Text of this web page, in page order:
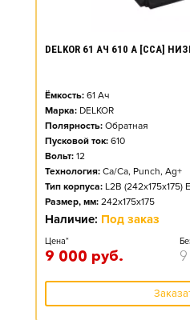
DELKOR 61 АЧ 610 А [CCA]
Ёмкость: 61 Ач
Марка: DELKOR
Полярность: Обратная
Пусковой ток: 610
Вольт: 12
Технология: Ca/Ca, Punch, Ag+
Тип корпуса: L2B (242x175x175)
Размер, мм: 242x175x175
Наличие: Под заказ
Цена*
9 000 руб.